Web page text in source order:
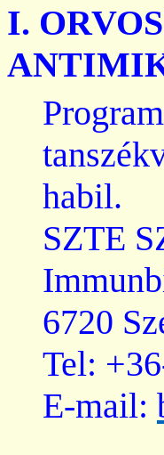
I.
habil.
SZTE
6720
Tel:
E-mail: